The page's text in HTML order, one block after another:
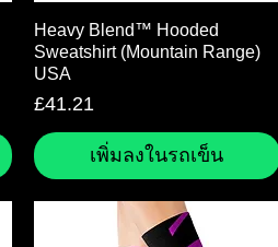
ดูข้อมูลด่วน
Heavy Blend™ Hooded
Sweatshirt (Mountain Range)
USA
ราคา
£41.21
เพิ่มลงในรถเข็น